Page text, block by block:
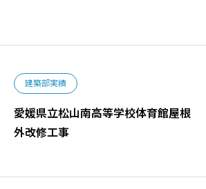
建築部実績
愛媛県立松山南高等学校体育館屋根
外改修工事